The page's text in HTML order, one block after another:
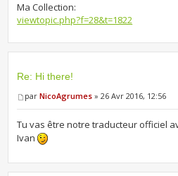
Ma Collection:
viewtopic.php?f=28&t=1822
Re: Hi there!
parNicoAgrumes » 26 Avr 2016, 12:56
Tu vas être notre traducteur officiel
Ivan